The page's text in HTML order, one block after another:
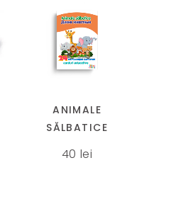
ANIMALE
SĂLBATICE
40 lei